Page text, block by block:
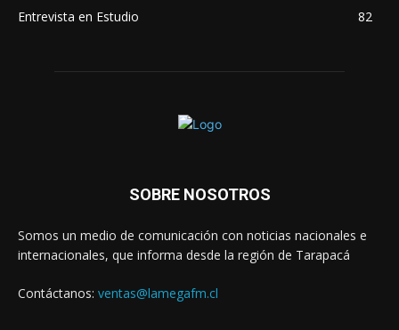
Entrevista en Estudio
82
SOBRE NOSOTROS
Somos un medio de comunicación con noticias nacionales e
internacionales, que informa desde la región de Tarapacá
Contáctanos: ventas@lamegafm.cl